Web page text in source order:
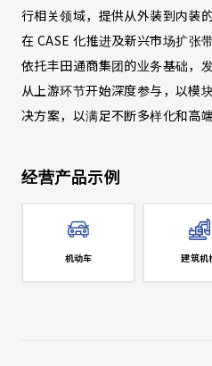
行相关领域，提供从外装到内装
在 CASE 化推进及新兴市场扩张
依托丰田通商集团的业务基础，
从上游环节开始深度参与，以模
决方案，以满足不断多样化和高
经营产品示例
机动车 建筑机